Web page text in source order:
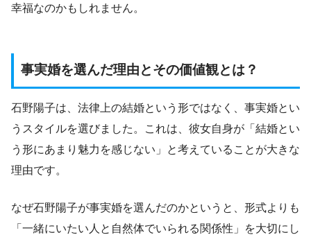
幸福なのかもしれません。
事実婚を選んだ理由とその価値観とは？
石野陽子は、法律上の結婚という形ではなく、事実婚とい
うスタイルを選びました。これは、彼女自身が「結婚とい
う形にあまり魅力を感じない」と考えていることが大きな
理由です。
なぜ石野陽子が事実婚を選んだのかというと、形式よりも
「一緒にいたい人と自然体でいられる関係性」を大切にし